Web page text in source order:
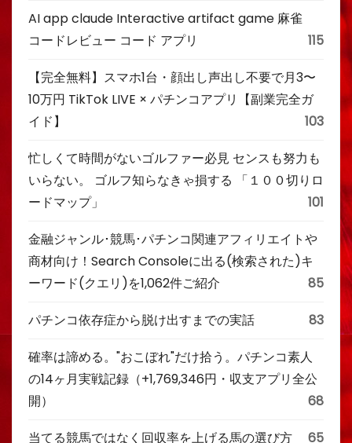
AI app claude Interactive artifact game 麻雀
コードレビュー コード アプリ
115
【完全無料】スマホ1台・顔出し声出し不要で月3〜
10万円 TikTok LIVE × パチンコアプリ【副業完全ガ
イド】
103
忙しくて時間がないゴルファー必見 センスも努力も
いらない。 ゴルフ知らなきゃ損する 「１００切りロ
ードマップ」
101
金融ジャンル･競馬･パチンコ関連アフィリエイトや
商材向け！Search Consoleに出る(検索された)キ
ーワード(クエリ)を1,062件ご紹介
85
パチンコ依存症から脱け出すまでの実話 83
確率は諦める。"おこぼれ"だけ拾う。パチンコ素人
の14ヶ月実戦記録（+1,769,346円・収支アプリ全公
開）
68
当てる競馬ではなく回収率を上げる馬の選び方 65